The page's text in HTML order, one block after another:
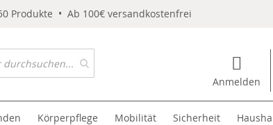
Produkte • Ab 100€ versandkostenfrei
Anmelden
Körperpflege Mobilität Sicherheit